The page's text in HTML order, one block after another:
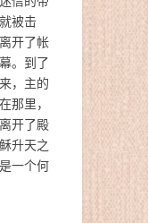
被击
开了帐
。到了
，主的
那里，
开了殿
升天之
一个何